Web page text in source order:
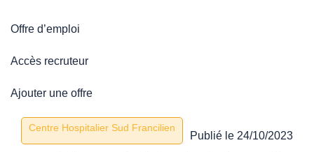
Offre d’emploi
Accès recruteur
Ajouter une offre
Centre Hospitalier Sud Francilien
Publié le 24/10/2023